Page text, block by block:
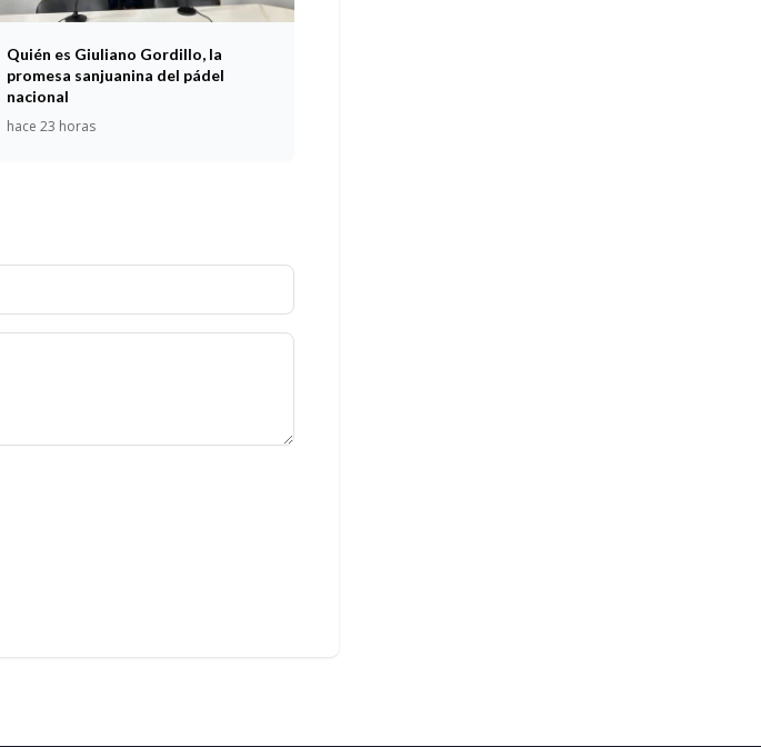
Quién es Giuliano Gordillo, la
promesa sanjuanina del pádel
nacional
hace 23 horas